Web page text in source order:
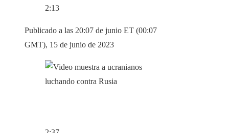
2:13
Publicado a las 20:07 de junio ET (00:07
GMT), 15 de junio de 2023